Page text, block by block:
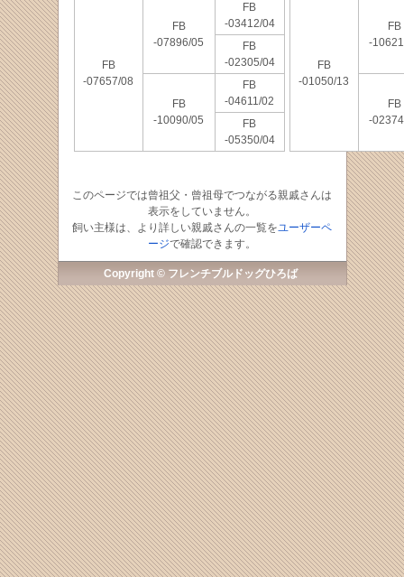
FB
-07657/08
FB
-07896/05
FB
-03412/04
FB
-02305/04
FB
-10090/05
FB
-04611/02
FB
-05350/04
FB
-01050/13
FB
-
FB
-
このページでは曾祖父・曾祖母でつながる親戚さんは
表示をしていません。
飼い主様は、より詳しい親戚さんの一覧をユーザーペ
ージで確認できます。
Copyright © フレンチブルドッグひろば